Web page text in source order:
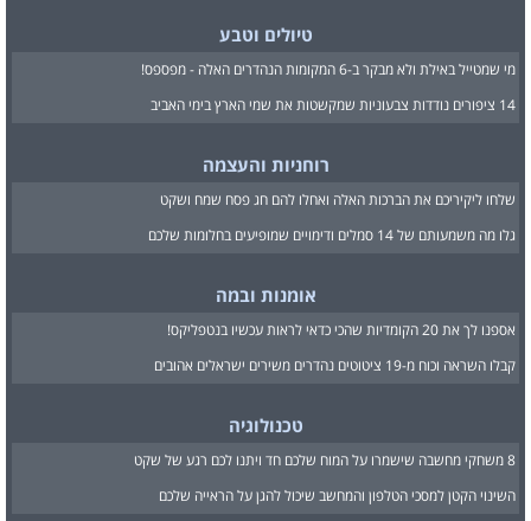
טיולים וטבע
מי שמטייל באילת ולא מבקר ב-6 המקומות הנהדרים האלה - מפספס!
14 ציפורים נודדות צבעוניות שמקשטות את שמי הארץ בימי האביב
רוחניות והעצמה
שלחו ליקיריכם את הברכות האלה ואחלו להם חג פסח שמח ושקט
גלו מה משמעותם של 14 סמלים ודימויים שמופיעים בחלומות שלכם
אומנות ובמה
אספנו לך את 20 הקומדיות שהכי כדאי לראות עכשיו בנטפליקס!
קבלו השראה וכוח מ-19 ציטוטים נהדרים משירים ישראלים אהובים
טכנולוגיה
8 משחקי מחשבה שישמרו על המוח שלכם חד ויתנו לכם רגע של שקט
השינוי הקטן למסכי הטלפון והמחשב שיכול להגן על הראייה שלכם